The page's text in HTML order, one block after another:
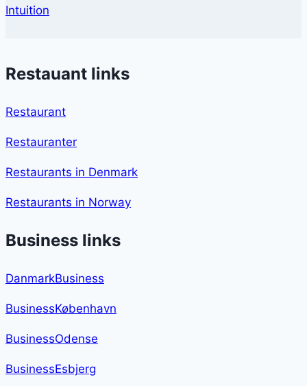
Intuition
Restauant links
Restaurant
Restauranter
Restaurants in Denmark
Restaurants in Norway
Business links
DanmarkBusiness
BusinessKøbenhavn
BusinessOdense
BusinessEsbjerg